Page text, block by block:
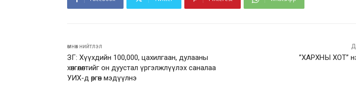
өмнөх нийтлэл
ЗГ: Хүүхдийн 100,000, цахилгаан, дулааны
хөнгөлөлтийг он дуустал үргэлжлүүлэх саналаа
УИХ-д өргөн мэдүүлнэ
”ХАРХНЫ ХОТ”